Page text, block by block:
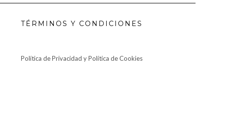
TÉRMINOS Y CONDICIONES
Política de Privacidad y Política de Cookies